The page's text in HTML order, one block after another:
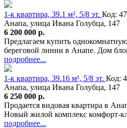
1-к квартира, 39.1 м², 5/8 эт. Код:
Анапа, улица Ивана Голубца, 147
6 200 000 р.
Предлагаем купить
береговой линии в Анапе. Дом
подробнее...
1-к квартира, 39.16 м², 5/8 эт. Код:
Анапа, улица Ивана Голубца, 147
6 250 000 р.
Продается видовая квартира в
Новый жилой комплекс комфорт-
подробнее...